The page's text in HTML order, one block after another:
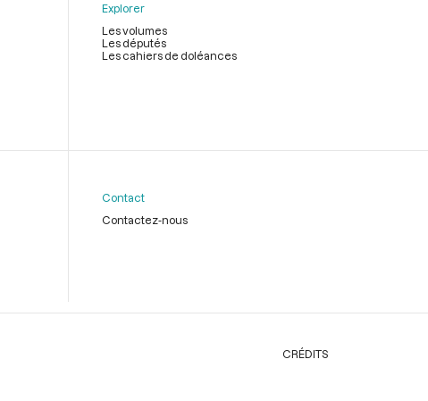
Explorer
Les volumes
Les députés
Les cahiers de doléances
Contact
Contactez-nous
CRÉDITS